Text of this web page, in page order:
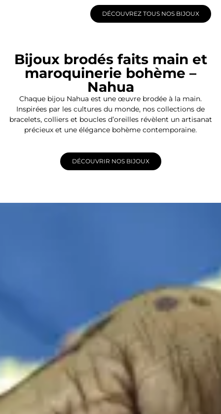
DÉCOUVREZ TOUS NOS BIJOUX
Bijoux brodés faits main et
maroquinerie bohème –
Nahua
Chaque bijou Nahua est une œuvre brodée à la main.
Inspirées par les cultures du monde, nos collections de
bracelets, colliers et boucles d’oreilles révèlent un artisanat
précieux et une élégance bohème contemporaine.
DÉCOUVRIR NOS BIJOUX